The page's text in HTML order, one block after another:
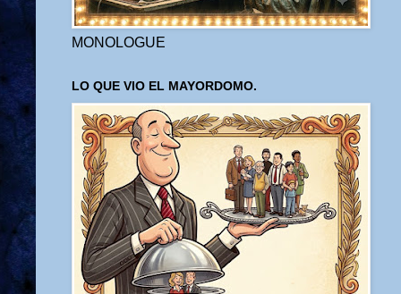
MONOLOGUE
LO QUE VIO EL MAYORDOMO.